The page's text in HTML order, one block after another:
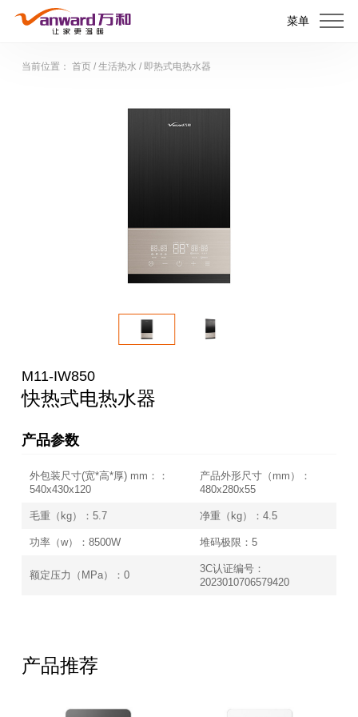
菜单
当前位置： 首页/ 生活热水 / 即热式电热水器
M11-IW850
快热式电热水器
产品参数
外包装尺寸(宽*高*厚) mm：：
540x430x120
产品外形尺寸（mm）：
480x280x55
毛重（kg）：5.7 净重（kg）：4.5
功率（w）：8500W 堆码极限：5
额定压力（MPa）：0
3C认证编号：
2023010706579420
产品推荐